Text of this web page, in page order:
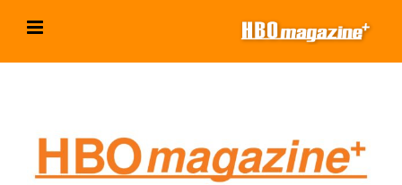
inhoud
grotere
afbeelding